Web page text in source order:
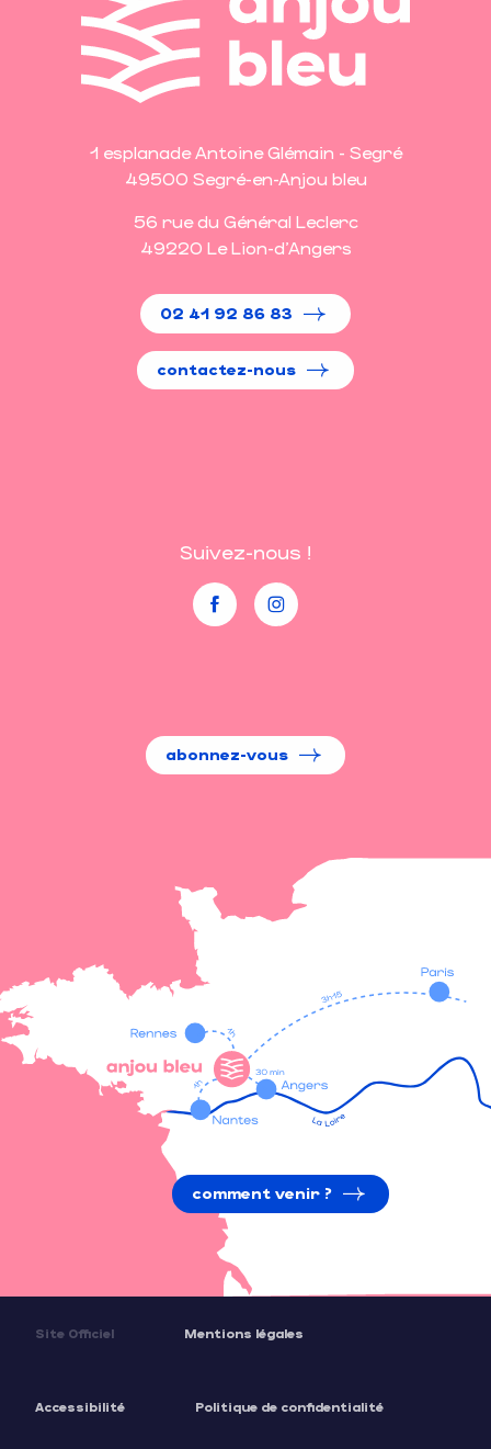
1 esplanade Antoine Glémain - Segré
49500 Segré-en-Anjou bleu
56 rue du Général Leclerc
49220 Le Lion-d'Angers
02 41 92 86 83
contactez-nous
Suivez-nous !
abonnez-vous
comment venir ?
Site Officiel Mentions légales
Accessibilité Politique de confidentialité